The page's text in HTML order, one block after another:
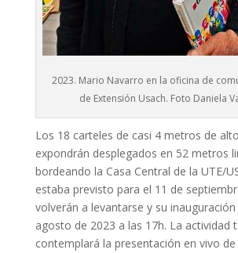
2023. Mario Navarro en la oficina de
de Extensión Usach. Foto Daniela
Los 18 carteles de casi 4 metros de
expondrán desplegados en 52 metros
bordeando la Casa Central de la UTE/
estaba previsto para el 11 de
volverán a levantarse y su
agosto de 2023 a las 17h. La actividad
contemplará la presentación en vivo